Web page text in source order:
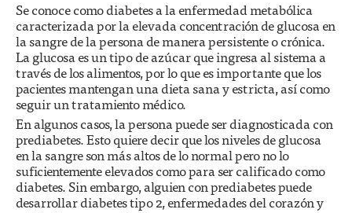
Se conoce como diabetes a la enfermedad metabólica
caracterizada por la elevada concentración de glucosa en
la sangre de la persona de manera persistente o crónica.
La glucosa es un tipo de azúcar que ingresa al sistema a
través de los alimentos, por lo que es importante que los
pacientes mantengan una dieta sana y estricta, así como
seguir un tratamiento médico.
En algunos casos, la persona puede ser diagnosticada con
prediabetes. Esto quiere decir que los niveles de glucosa
en la sangre son más altos de lo normal pero no lo
suficientemente elevados como para ser calificado como
diabetes. Sin embargo, alguien con prediabetes puede
desarrollar diabetes tipo 2, enfermedades del corazón y